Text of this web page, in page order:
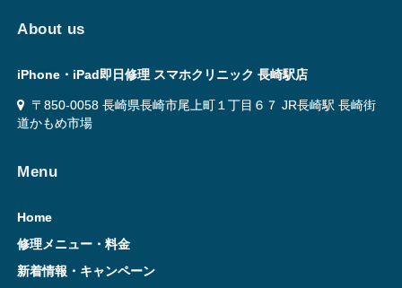
About us
iPhone・iPad即日修理 スマホクリニック 長崎駅店
〒850-0058 長崎県長崎市尾上町１丁目６７ JR長崎駅 長崎街
道かもめ市場
Menu
Home
修理メニュー・料金
新着情報・キャンペーン